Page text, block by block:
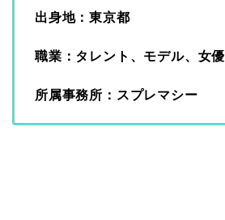
出身地：東京都
職業：タレント、モデル、女優
所属事務所：スプレマシー